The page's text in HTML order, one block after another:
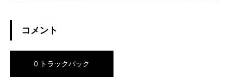
コメント
0 トラックバック